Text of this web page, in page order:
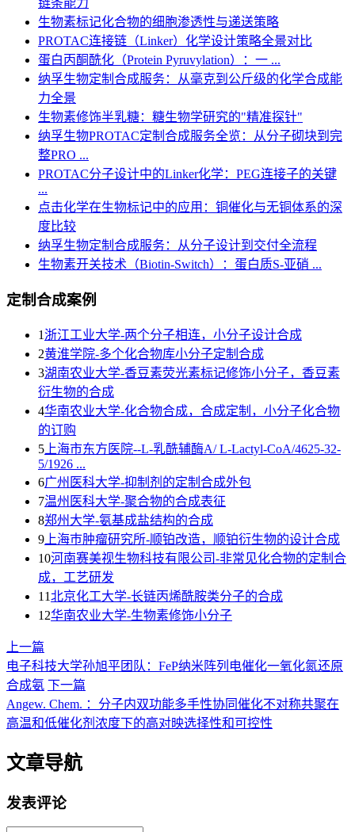
链条能力
生物素标记化合物的细胞渗透性与递送策略
PROTAC连接链（Linker）化学设计策略全景对比
蛋白丙酮酰化（Protein Pyruvylation）：一 ...
纳孚生物定制合成服务：从毫克到公斤级的化学合成能
力全景
生物素修饰半乳糖：糖生物学研究的"精准探针"
纳孚生物PROTAC定制合成服务全览：从分子砌块到完
整PRO ...
PROTAC分子设计中的Linker化学：PEG连接子的关键
...
点击化学在生物标记中的应用：铜催化与无铜体系的深
度比较
纳孚生物定制合成服务：从分子设计到交付全流程
生物素开关技术（Biotin-Switch）：蛋白质S-亚硝 ...
定制合成案例
1 浙江工业大学-两个分子相连，小分子设计合成
2黄淮学院-多个化合物库小分子定制合成
3湖南农业大学-香豆素荧光素标记修饰小分子，香豆素
衍生物的合成
4华南农业大学-化合物合成，合成定制，小分子化合物
的订购
5 上海市东方医院--L-乳酰辅酶A/ L-Lactyl-CoA/4625-32-
5/1926 ...
6广州医科大学-抑制剂的定制合成外包
7温州医科大学-聚合物的合成表征
8郑州大学-氨基成盐结构的合成
9 上海巿肿瘤研究所-顺铂改造，顺铂衍生物的设计合成
10河南赛美视生物科技有限公司-非常见化合物的定制合
成，工艺研发
11北京化工大学-长链丙烯酰胺类分子的合成
12华南农业大学-生物素修饰小分子
上一篇
电子科技大学孙旭平团队：FeP纳米阵列电催化一氧化氮还原
合成氨 下一篇
Angew. Chem. ：分子内双功能多手性协同催化不对称共聚在
高温和低催化剂浓度下的高对映选择性和可控性
文章导航
发表评论